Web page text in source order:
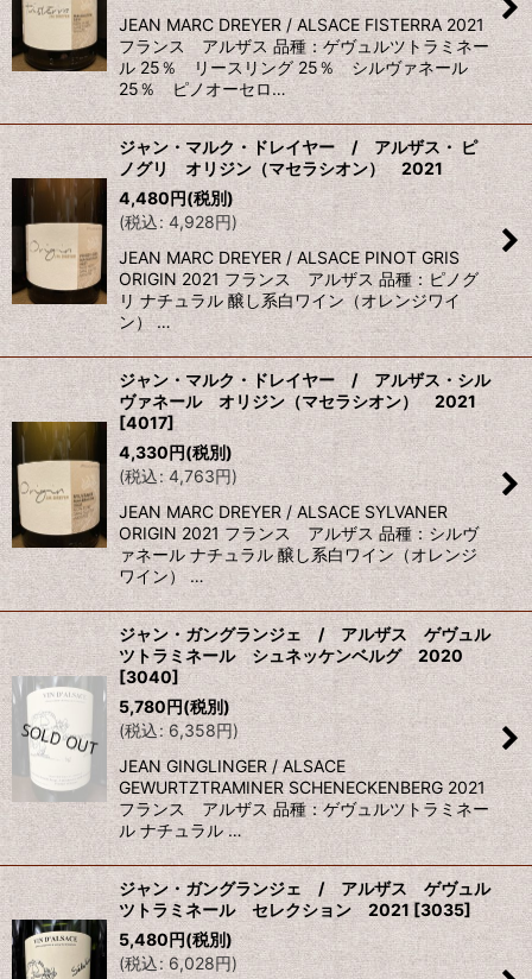
JEAN MARC DREYER / ALSACE FISTERRA 2021
フランス アルザス 品種：ゲヴュルツトラミネー
ル 25％ リースリング 25％ シルヴァネール
25％ ピノオーセロ…
ジャン・マルク・ドレイヤー / アルザス・ ピ
ノグリ オリジン（マセラシオン） 2021
4,480円(税別)
(税込: 4,928円)
JEAN MARC DREYER / ALSACE PINOT GRIS
ORIGIN 2021 フランス アルザス 品種：ピノグ
リ ナチュラル 醸し系白ワイン（オレンジワイ
ン） …
ジャン・マルク・ドレイヤー / アルザス・シル
ヴァネール オリジン（マセラシオン） 2021
[4017]
4,330円(税別)
(税込: 4,763円)
JEAN MARC DREYER / ALSACE SYLVANER
ORIGIN 2021 フランス アルザス 品種：シルヴ
ァネール ナチュラル 醸し系白ワイン（オレンジ
ワイン） …
ジャン・ガングランジェ / アルザス ゲヴュル
ツトラミネール シュネッケンベルグ 2020
[3040]
5,780円(税別)
(税込: 6,358円)
JEAN GINGLINGER / ALSACE
GEWURTZTRAMINER SCHENECKENBERG 2021
フランス アルザス 品種：ゲヴュルツトラミネー
ル ナチュラル …
ジャン・ガングランジェ / アルザス ゲヴュル
ツトラミネール セレクション 2021 [3035]
5,480円(税別)
(税込: 6,028円)